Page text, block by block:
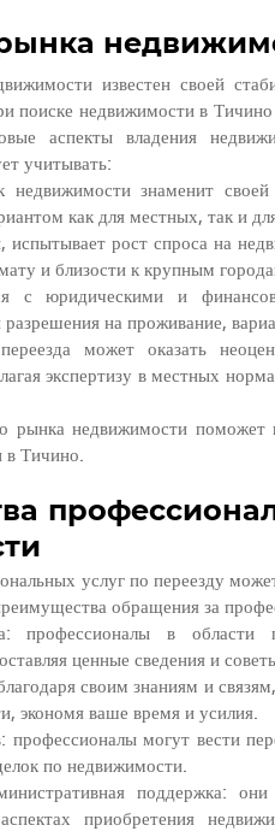
известен своей
поиске недвижимости в
аспекты владения
учитывать:
знаменит
как для местных, так и
испытывает рост спроса на
и близости к крупным
с юридическими и
на проживание,
может оказать
экспертизу в местных
рынка недвижимости
Тичино.
услуг по переезду
обращения за
профессионалы в
ценные сведения и
своим знаниям и
экономя ваше время и усилия.
профессионалы могут вести
по недвижимости.
поддержка:
приобретения